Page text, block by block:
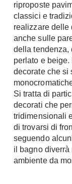
riproposte
classici e
realizzare delle
anche sulle
della tendenza,
perlato e
decorate che si
Si tratta di
decorati che
tridimensionali
di trovarsi di
seguendo
il bagno diverrà
ambiente da